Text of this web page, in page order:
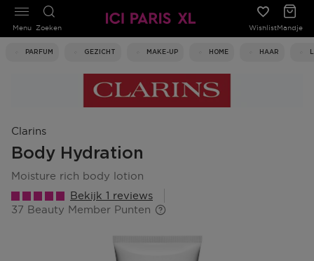
Zoeken WishlistMandje
PARFUM GEZICHT MAKE-UP HOME HAAR
Menu
Clarins
Body Hydration
moisture rich body lotion
Bekijk 1 reviews
37 Beauty Member Punten